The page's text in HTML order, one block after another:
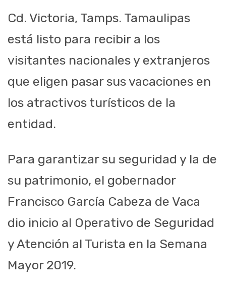
Cd. Victoria, Tamps. Tamaulipas
está listo para recibir a los
visitantes nacionales y extranjeros
que eligen pasar sus vacaciones en
los atractivos turísticos de la
entidad.
Para garantizar su seguridad y la de
su patrimonio, el gobernador
Francisco García Cabeza de Vaca
dio inicio al Operativo de Seguridad
y Atención al Turista en la Semana
Mayor 2019.